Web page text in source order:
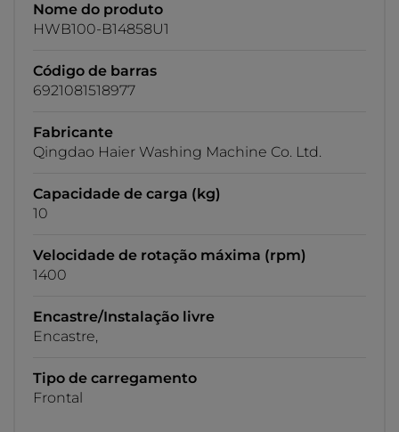
Nome do produto
HWB100-B14858U1
Código de barras
6921081518977
Fabricante
Qingdao Haier Washing Machine Co. Ltd.
Capacidade de carga (kg)
10
Velocidade de rotação máxima (rpm)
1400
Encastre/Instalação livre
Encastre,
Tipo de carregamento
Frontal